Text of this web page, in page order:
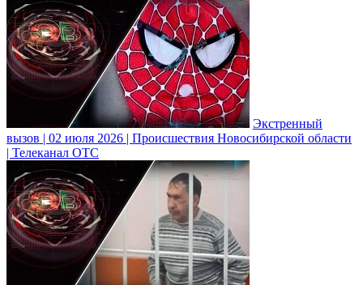
Экстренный
вызов | 02 июля 2026 | Происшествия Новосибирской области
| Телеканал ОТС